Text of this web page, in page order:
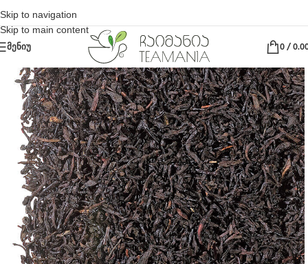
Skip to navigation
Skip to main content
ᲛᲔᲜᲘᲣ 0/